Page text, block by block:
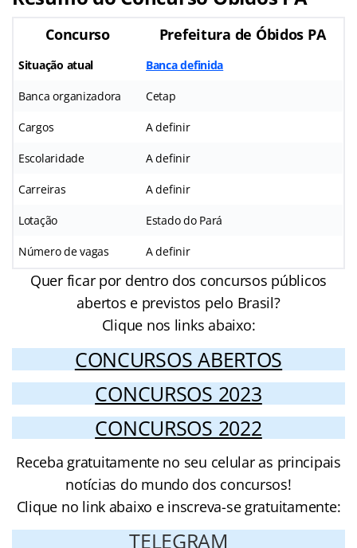
Concurso Prefeitura de Óbidos PA
Situação atual Banca definida
Banca organizadora Cetap
Cargos A definir
Escolaridade A definir
Carreiras A definir
Lotação Estado do Pará
Número de vagas A definir
Quer ficar por dentro dos concursos públicos
abertos e previstos pelo Brasil?
Clique nos links abaixo:
CONCURSOS ABERTOS
CONCURSOS 2023
CONCURSOS 2022
Receba gratuitamente no seu celular as principais
notícias do mundo dos concursos!
Clique no link abaixo e inscreva-se gratuitamente:
TELEGRAM